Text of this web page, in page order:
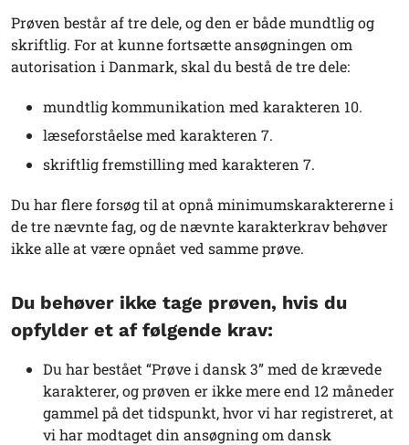
Prøven består af tre dele, og den er både mundtlig og
skriftlig. For at kunne fortsætte ansøgningen om
autorisation i Danmark, skal du bestå de tre dele:
mundtlig kommunikation med karakteren 10.
læseforståelse med karakteren 7.
skriftlig fremstilling med karakteren 7.
Du har flere forsøg til at opnå minimumskaraktererne i
de tre nævnte fag, og de nævnte karakterkrav behøver
ikke alle at være opnået ved samme prøve.
Du behøver ikke tage prøven, hvis du
opfylder et af følgende krav:
Du har bestået “Prøve i dansk 3” med de krævede
karakterer, og prøven er ikke mere end 12 måneder
gammel på det tidspunkt, hvor vi har registreret, at
vi har modtaget din ansøgning om dansk